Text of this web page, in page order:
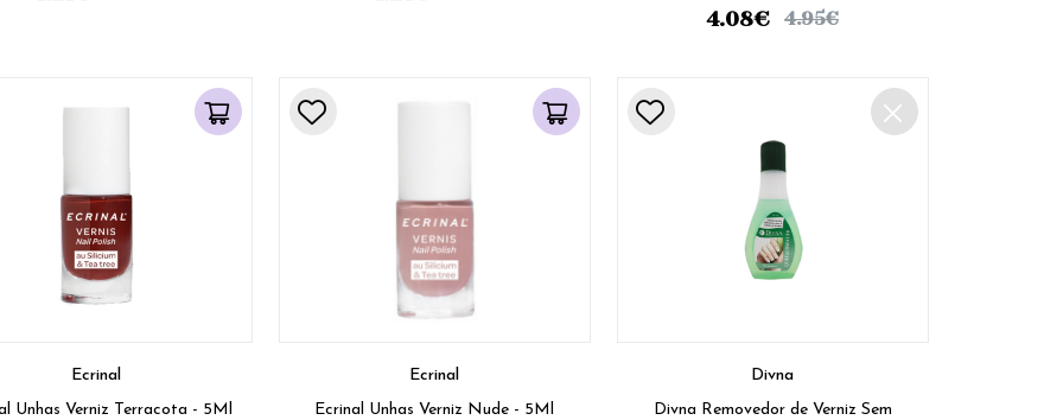
4.08€ 4.95€
Ecrinal
Unhas Verniz Terracota - 5Ml
Ecrinal
Ecrinal Unhas Verniz Nude - 5Ml
Divna
Divna Removedor de Verniz Sem